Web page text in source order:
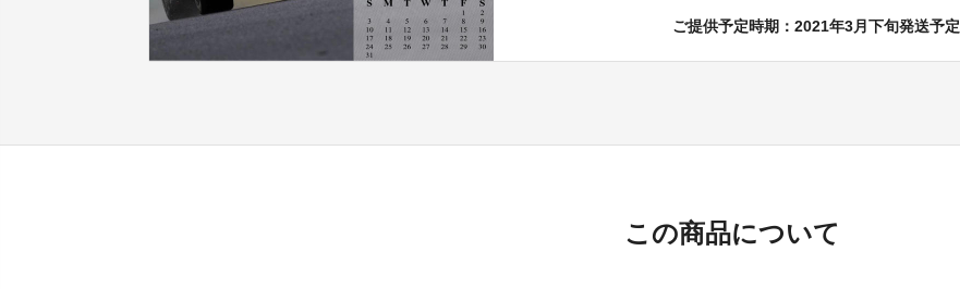
ご提供予定時期：2021年3月下旬発送予定
この商品について